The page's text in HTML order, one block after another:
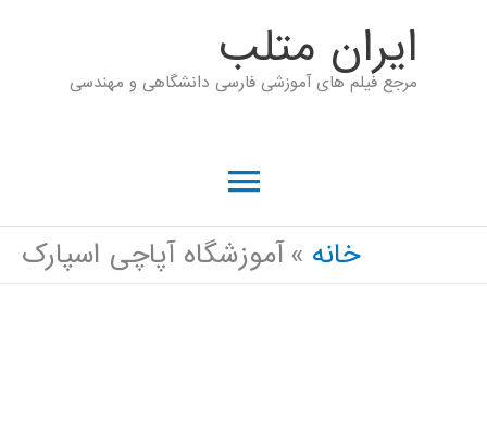
ايران متلب
مرجع فیلم های آموزشی فارسی دانشگاهی و مهندسی
فهرست
اصلی
خانه آموزشگاه آپاچی اسپارک